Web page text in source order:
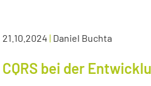
21.10.2024 | Daniel Buchta
CQRS bei der